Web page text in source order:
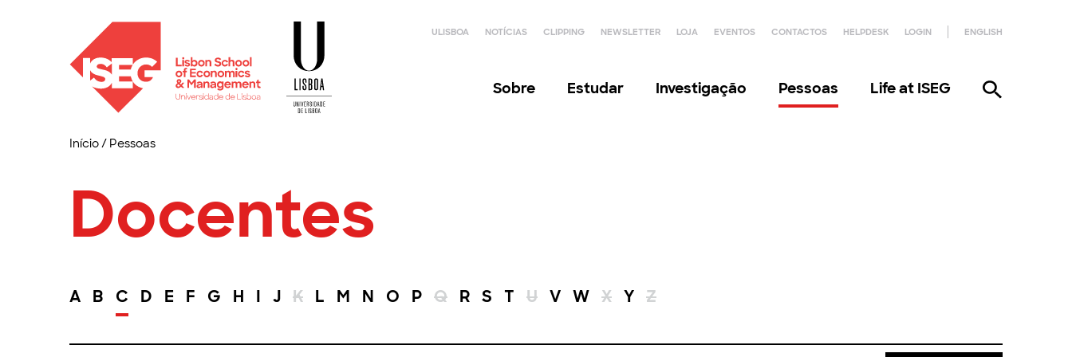
ULISBOA NOTÍCIAS CLIPPING NEWSLETTER LOJA EVENTOS CONTACTOS HELPDESK LOGIN ENGLISH
Sobre Estudar Investigação Pessoas Life at ISEG
Início/ Pessoas
Docentes
A B C D E F G H I J K L M N O P Q R S T U V W X Y Z